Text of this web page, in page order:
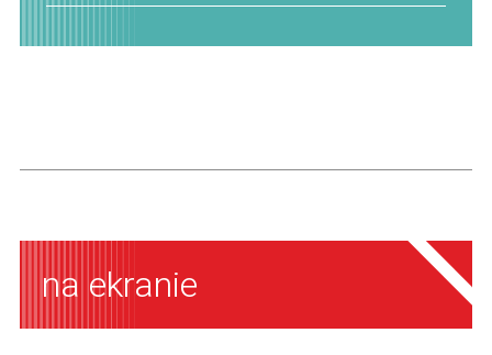
na ekranie